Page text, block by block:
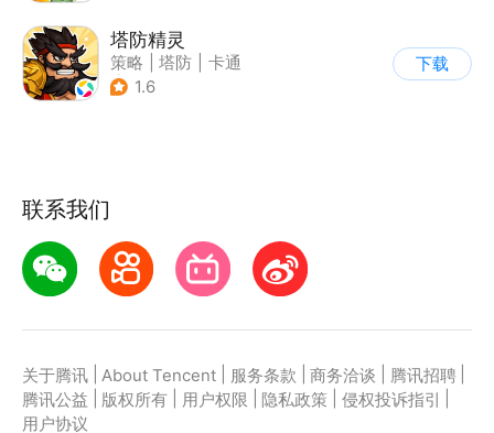
塔防精灵
策略 塔防
卡通
| 自走棋
1.6
下载
联系我们
关于腾讯 About Tencent 服务条款 商务洽谈 腾讯招聘
腾讯公益
版权所有 用户权限 隐私政策 侵权投诉指引
用户协议